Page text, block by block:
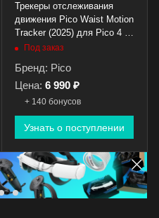
Трекеры отслеживания
движения Pico Waist Motion
Tracker (2025) для Pico 4 /
Pro / Ultra
Под заказ
Бренд: Pico
Цена: 6 990 ₽
+ 140 бонусов
Узнать о поступлении